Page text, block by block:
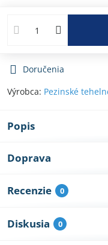
Doručenia
Výrobca: Pezinské
Popis
Doprava
Recenzie 0
Diskusia 0